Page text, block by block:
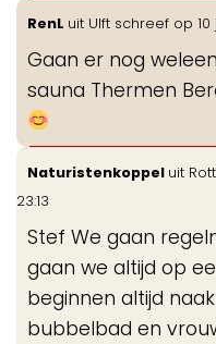
RenL uit Ulft schreef op
Gaan er nog
sauna Thermen
Naturistenkoppel uit
23:13
Stef We gaan
gaan we altijd op
beginnen altijd
bubbelbad en